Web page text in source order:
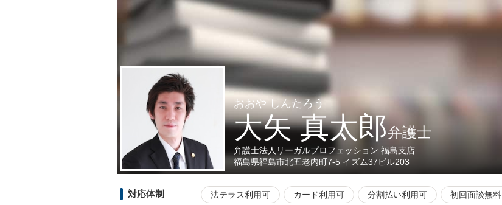
おおや しんたろう
大矢 真太郎弁護士
弁護士法人リーガルプロフェッション 福島支店
福島県福島市北五老内町7-5 イズム37ビル203
対応体制 法テラス利用可 カード利用可 分割払い利用可 初回面談無料